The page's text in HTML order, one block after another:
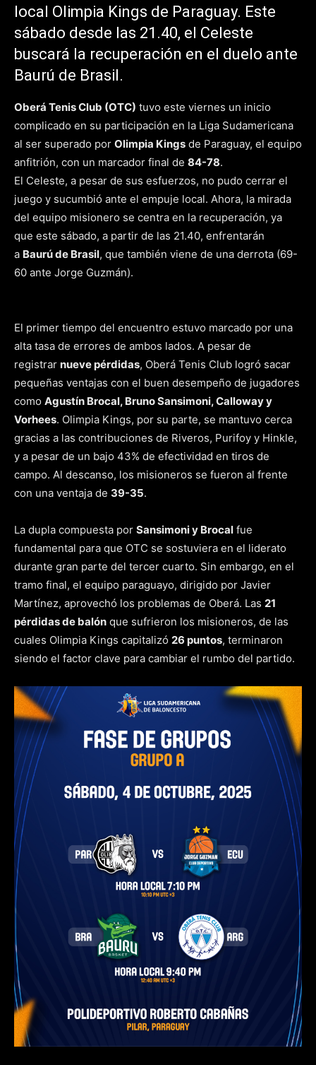
local Olimpia Kings de Paraguay. Este
sábado desde las 21.40, el Celeste
buscará la recuperación en el duelo ante
Baurú de Brasil.
Oberá Tenis Club (OTC) tuvo este viernes un inicio
complicado en su participación en la Liga Sudamericana
al ser superado por Olimpia Kings de Paraguay, el equipo
anfitrión, con un marcador final de 84-78.
El Celeste, a pesar de sus esfuerzos, no pudo cerrar el
juego y sucumbió ante el empuje local. Ahora, la mirada
del equipo misionero se centra en la recuperación, ya
que este sábado, a partir de las 21.40, enfrentarán
a Baurú de Brasil, que también viene de una derrota (69-
60 ante Jorge Guzmán).
El primer tiempo del encuentro estuvo marcado por una
alta tasa de errores de ambos lados. A pesar de
registrar nueve pérdidas, Oberá Tenis Club logró sacar
pequeñas ventajas con el buen desempeño de jugadores
como Agustín Brocal, Bruno Sansimoni, Calloway y
Vorhees. Olimpia Kings, por su parte, se mantuvo cerca
gracias a las contribuciones de Riveros, Purifoy y Hinkle,
y a pesar de un bajo 43% de efectividad en tiros de
campo. Al descanso, los misioneros se fueron al frente
con una ventaja de 39-35.
La dupla compuesta por Sansimoni y Brocal fue
fundamental para que OTC se sostuviera en el liderato
durante gran parte del tercer cuarto. Sin embargo, en el
tramo final, el equipo paraguayo, dirigido por Javier
Martínez, aprovechó los problemas de Oberá. Las 21
pérdidas de balón que sufrieron los misioneros, de las
cuales Olimpia Kings capitalizó 26 puntos, terminaron
siendo el factor clave para cambiar el rumbo del partido.